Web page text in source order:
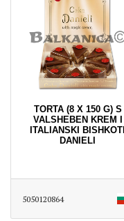
TORTA (8 X 150 G) S
VALSHEBEN KREM I
ITALIANSKI BISHKOTI
DANIELI
5050120864